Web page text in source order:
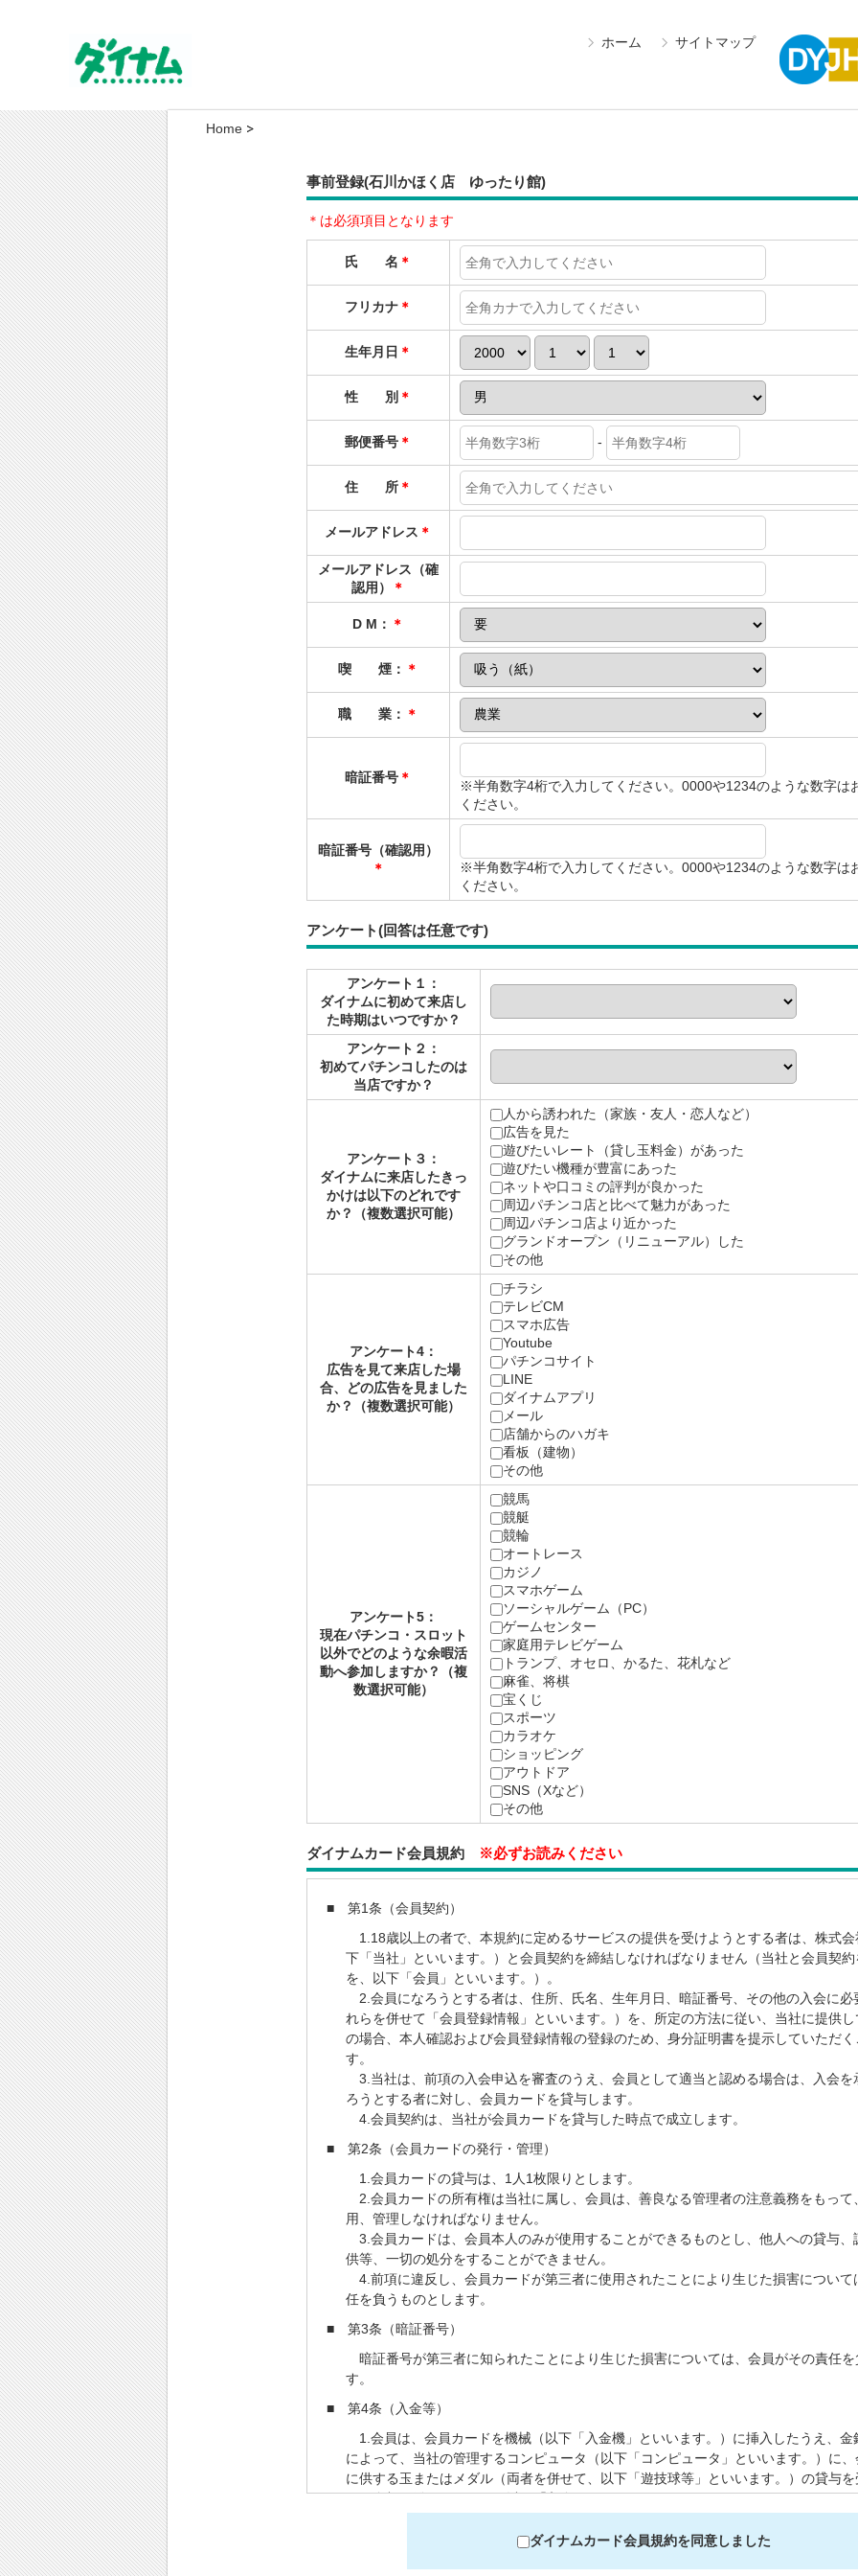
ホーム サイトマップ
Home
事前登録(石川かほく店 ゆったり館)
＊は必須項目となります
氏 名 ＊
フリカナ＊
生年月日 ＊
性 別 ＊
郵便番号＊ -
住 所＊
メールアドレス ＊
メールアドレス（確
認用）
＊
D M： ＊
喫 煙： ＊
職 業： ＊
暗証番号＊
※半角数字4桁で入力してください。0000や1234のような数字は
ください。
暗証番号（確認用）
＊
※半角数字4桁で入力してください。0000や1234のような数字は
ください。
アンケート(回答は任意です)
アンケート１：
ダイナムに初めて来店し
た時期はいつですか？
アンケート２：
初めてパチンコしたのは
当店ですか？
アンケート３：
ダイナムに来店したきっ
かけは以下のどれです
か？（複数選択可能）
人から誘われた（家族・友人・恋人など）
広告を見た
遊びたいレート（貸し玉料金）があった
遊びたい機種が豊富にあった
ネットや口コミの評判が良かった
周辺パチンコ店と比べて魅力があった
周辺パチンコ店より近かった
グランドオープン（リニューアル）した
その他
アンケート4：
広告を見て来店した場
合、どの広告を見ました
か？（複数選択可能）
チラシ
テレビCM
スマホ広告
Youtube
パチンコサイト
LINE
ダイナムアプリ
メール
店舗からのハガキ
看板（建物）
その他
アンケート5：
現在パチンコ・スロット
以外でどのような余暇活
動へ参加しますか？（複
数選択可能）
競馬
競艇
競輪
オートレース
カジノ
スマホゲーム
ソーシャルゲーム（PC）
ゲームセンター
家庭用テレビゲーム
トランプ、オセロ、かるた、花札など
麻雀、将棋
宝くじ
スポーツ
カラオケ
ショッピング
アウトドア
SNS（Xなど）
その他
ダイナムカード会員規約 ※必ずお読みください
■ 第1条（会員契約）
1.18歳以上の者で、本規約に定めるサービスの提供を受けようとする者は、株式
下「当社」といいます。）と会員契約を締結しなければなりません（当社と会員契
を、以下「会員」といいます。）。
2.会員になろうとする者は、住所、氏名、生年月日、暗証番号、その他の入会に必
れらを併せて「会員登録情報」といいます。）を、所定の方法に従い、当社に提供
の場合、本人確認および会員登録情報の登録のため、身分証明書を提示していただ
す。
3.当社は、前項の入会申込を審査のうえ、会員として適当と認める場合は、入会を
ろうとする者に対し、会員カードを貸与します。
4.会員契約は、当社が会員カードを貸与した時点で成立します。
■ 第2条（会員カードの発行・管理）
1.会員カードの貸与は、1人1枚限りとします。
2.会員カードの所有権は当社に属し、会員は、善良なる管理者の注意義務をもって
用、管理しなければなりません。
3.会員カードは、会員本人のみが使用することができるものとし、他人への貸与、
供等、一切の処分をすることができません。
4.前項に違反し、会員カードが第三者に使用されたことにより生じた損害について
任を負うものとします。
■ 第3条（暗証番号）
暗証番号が第三者に知られたことにより生じた損害については、会員がその責任
す。
■ 第4条（入金等）
1.会員は、会員カードを機械（以下「入金機」といいます。）に挿入したうえ、金
によって、当社の管理するコンピュータ（以下「コンピュータ」といいます。）に
に供する玉またはメダル（両者を併せて、以下「遊技球等」といいます。）の貸与
きる金額を登録すること（以下「入金」といいます。）ができます。ただし、コン
2.会員は、入金された会員カードを遊技機側部のカードリーダーユニットに挿入す
ダイナムカード会員規約を同意しました